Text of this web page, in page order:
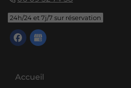
24h/24 et 7j/7 sur réservation
Accueil